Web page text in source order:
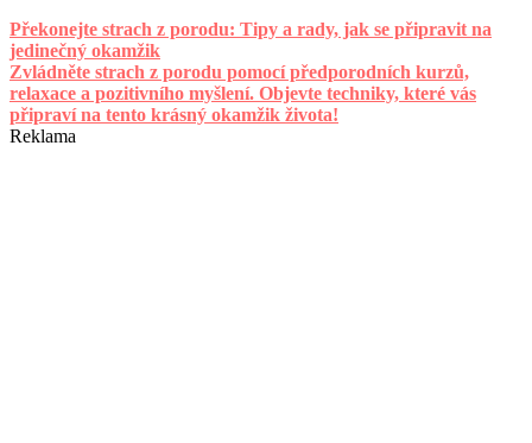
Překonejte strach z porodu: Tipy a rady, jak se připravit na
jedinečný okamžik
Zvládněte strach z porodu pomocí předporodních kurzů,
relaxace a pozitivního myšlení. Objevte techniky, které vás
připraví na tento krásný okamžik života!
Reklama